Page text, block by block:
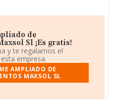
de
Sl ¡Es gratis!
y te regalamos el
empresa.
AMPLIADO DE
MAXSOL SL